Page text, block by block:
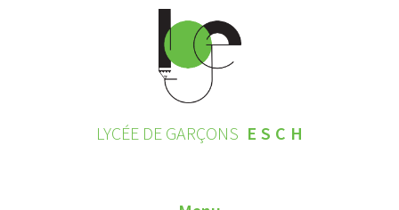
LYCÉE DE GARÇONS ESCH